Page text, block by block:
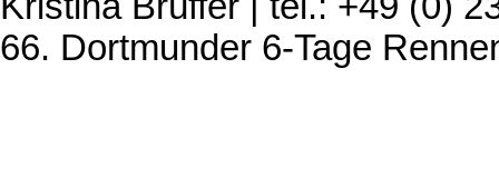
66. Dortmunder 6-Tage